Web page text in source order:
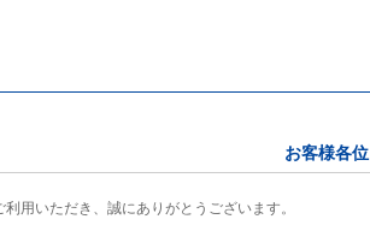
お客様各位
用いただき、誠にありがとうございます。